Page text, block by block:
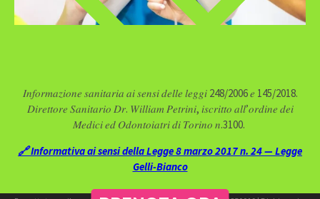
𝐼𝑛𝑓𝑜𝑟𝑚𝑎𝑧𝑖𝑜𝑛𝑒 𝑠𝑎𝑛𝑖𝑡𝑎𝑟𝑖𝑎 𝑎𝑖 𝑠𝑒𝑛𝑠𝑖 𝑑𝑒𝑙𝑙𝑒 𝑙𝑒𝑔𝑔𝑖 248/2006 𝑒 145/2018.
𝐷𝑖𝑟𝑒𝑡𝑡𝑜𝑟𝑒 𝑆𝑎𝑛𝑖𝑡𝑎𝑟𝑖𝑜 𝐷𝑟. 𝑊𝑖𝑙𝑙𝑖𝑎𝑚 𝑃𝑒𝑡𝑟𝑖𝑛𝑖, 𝑖𝑠𝑐𝑟𝑖𝑡𝑡𝑜 𝑎𝑙𝑙’𝑜𝑟𝑑𝑖𝑛𝑒 𝑑𝑒𝑖
𝑀𝑒𝑑𝑖𝑐𝑖 𝑒𝑑 𝑂𝑑𝑜𝑛𝑡𝑜𝑖𝑎𝑡𝑟𝑖 𝑑𝑖 𝑇𝑜𝑟𝑖𝑛𝑜 𝑛.3100.
🔗 Informativa ai sensi della Legge 8 marzo 2017 n. 24 — Legge
Gelli-Bianco